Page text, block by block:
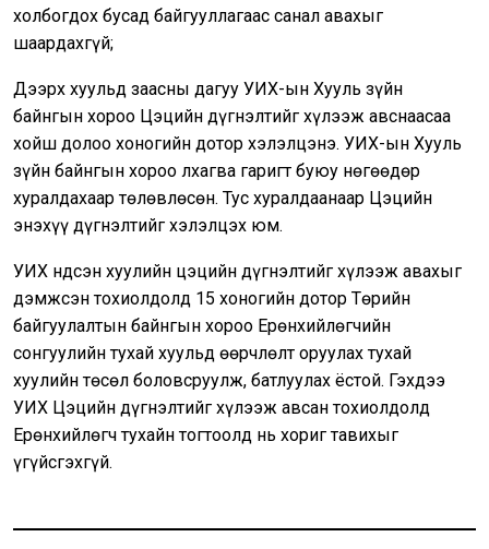
холбогдох бусад байгууллагаас санал авахыг
шаардахгүй;
Дээрх хуульд заасны дагуу УИХ-ын Хууль зүйн
байнгын хороо Цэцийн дүгнэлтийг хүлээж авснаасаа
хойш долоо хоногийн дотор хэлэлцэнэ. УИХ-ын Хууль
зүйн байнгын хороо лхагва гаригт буюу нөгөөдөр
хуралдахаар төлөвлөсөн. Тус хуралдаанаар Цэцийн
энэхүү дүгнэлтийг хэлэлцэх юм.
УИХ Үндсэн хуулийн цэцийн дүгнэлтийг хүлээж авахыг
дэмжсэн тохиолдолд 15 хоногийн дотор Төрийн
байгуулалтын байнгын хороо Ерөнхийлөгчийн
сонгуулийн тухай хуульд өөрчлөлт оруулах тухай
хуулийн төсөл боловсруулж, батлуулах ёстой. Гэхдээ
УИХ Цэцийн дүгнэлтийг хүлээж авсан тохиолдолд
Ерөнхийлөгч тухайн тогтоолд нь хориг тавихыг
үгүйсгэхгүй.